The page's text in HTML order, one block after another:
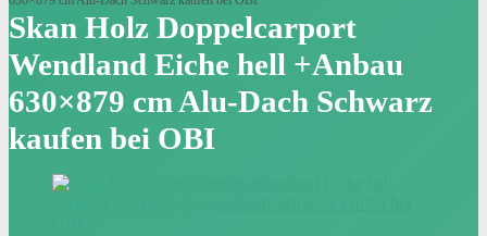
Skan Holz Doppelcarport
Wendland Eiche hell +Anbau
630×879 cm Alu-Dach Schwarz
kaufen bei OBI